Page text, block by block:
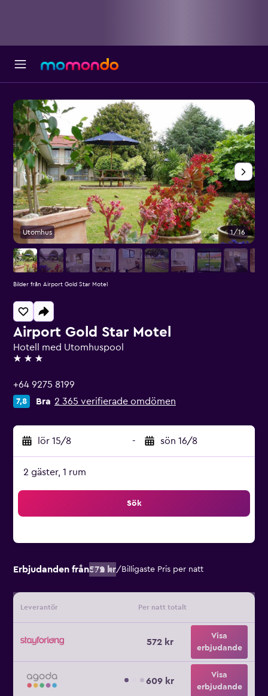
Airport Gold Star Motel
Hotell med Utomhuspool
3 stjärnor
+64 9275 8199
7,8 Bra 2 365 verifierade omdömen
lör 15/8 - sön 16/8
2 gäster, 1 rum
Sök
Erbjudanden från572 kr/ Billigaste Pris per natt
Leverantör Per natt totalt
572 kr
Visa
erbjudande
609 kr
Visa
erbjudande
Utomhus 1/16
Bilder från Airport Gold Star Motel